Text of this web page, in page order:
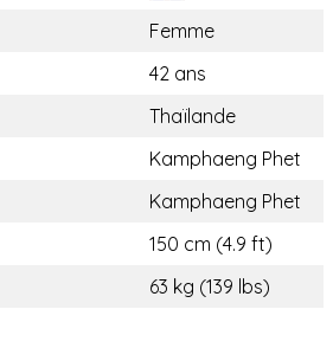
Femme
42 ans
Thaïlande
Kamphaeng Phet
Kamphaeng Phet
150 cm (4.9 ft)
63 kg (139 lbs)